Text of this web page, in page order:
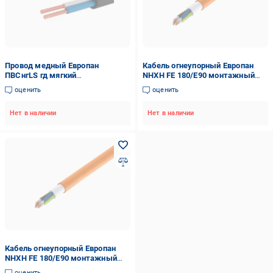
Провод медный Европан
ПВСнгLS гд мягкий
двухжильный-
многопроволочный 2х0,75 мм2
оценить
Нет в наличии
Кабель огнеупорный Европан
NHXH FE 180/E90 монтажный
жесткий пятижильный/
однопроволочный 5х2,5 мм2
оценить
Нет в наличии
Кабель огнеупорный Европан
NHXH FE 180/E90 монтажный
жесткий пятижильный/